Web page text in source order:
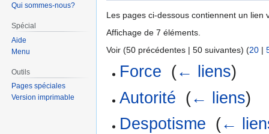
Les pages ci-dessous contiennent un lien
Affichage de 7 éléments.
Voir (50 précédentes | 50 suivantes) (20 |
Force (← liens)
Autorité (← liens)
Despotisme (←
Qui sommes-nous?
Spécial
Aide
Menu
Outils
Pages spéciales
Version imprimable